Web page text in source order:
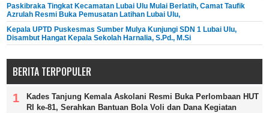
Paskibraka Tingkat Kecamatan Lubai Ulu Mulai Berlatih, Camat Taufik
Azrulah Resmi Buka Pemusatan Latihan Lubai Ulu,
Kepala UPTD Puskesmas Sumber Mulya Kunjungi SDN 1 Lubai Ulu,
Disambut Hangat Kepala Sekolah Harnalia, S.Pd., M.Si
BERITA TERPOPULER
Kades Tanjung Kemala Askolani Resmi Buka Perlombaan HUT
RI ke-81, Serahkan Bantuan Bola Voli dan Dana Kegiatan